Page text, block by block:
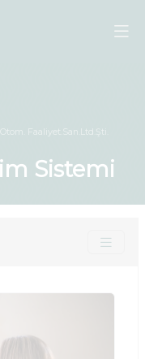
Faaliyet.San.Ltd.Şti.
Sistemi